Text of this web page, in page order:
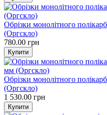
Обрізки монолітного
(Оргскло)
780.00 грн
Обрізки монолітного
(Оргскло)
1 530.00 грн